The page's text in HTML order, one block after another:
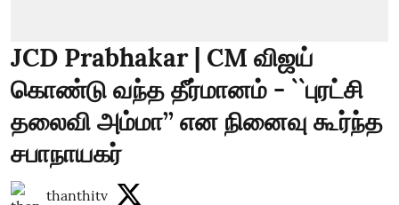
JCD Prabhakar | CM விஜய்
கொண்டு வந்த தீர்மானம் - ``புரட்சி
தலைவி அம்மா’’ என நினைவு கூர்ந்த
சபாநாயகர்
thanthitv